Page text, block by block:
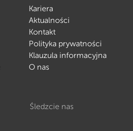
Kariera
Aktualności
Kontakt
Polityka prywatności
Klauzula informacyjna
O nas
Śledzcie nas